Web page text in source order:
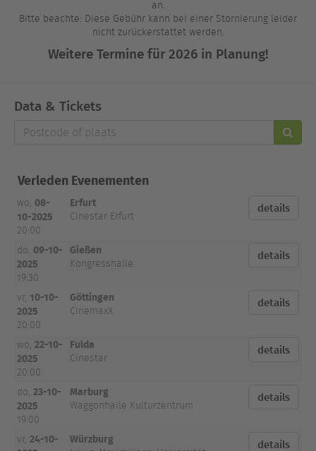
an.
Bitte beachte: Diese Gebühr kann bei einer Stornierung leider
nicht zurückerstattet werden.
Weitere Termine für 2026 in Planung!
Data & Tickets
Postcode
Verleden Evenementen
wo, 08-
10-2025
20:00
Erfurt
Cinestar Erfurt
details
do, 09-10-
2025
19:30
Gießen
Kongresshalle
details
vr, 10-10-
2025
20:00
Göttingen
CinemaxX
details
wo, 22-10-
2025
20:00
Fulda
Cinestar
details
do,23-10-
2025
19:00
Marburg
Waggonhalle Kulturzentrum
details
vr, 24-10-
Würzburg details